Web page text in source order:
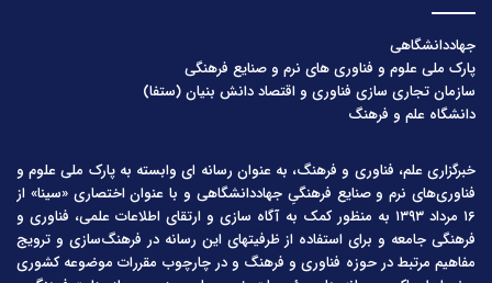
جهاددانشگاهی
پارک ملی علوم و فناوری های نرم و صنایع فرهنگی
سازمان تجاری سازی فناوری و اقتصاد دانش بنیان (ستفا)
دانشگاه علم و فرهنگ
خبرگزاری علم، فناوری و فرهنگ، به عنوان رسانه ای وابسته به پارک ملی علوم و
فناوری‌های نرم و صنایع فرهنگیِ جهاددانشگاهی و با عنوان اختصاری «سینا» از
۱۶ مرداد ۱۳۹۳ به منظور کمک به آگاه سازی و ارتقای اطلاعات علمی، فناوری و
فرهنگی جامعه و برای استفاده از ظرفیتهای این رسانه در فرهنگ‌سازی و ترویج
مفاهیم مرتبط در حوزه فناوری و فرهنگ و در چارچوب مقررات موضوعه کشوری